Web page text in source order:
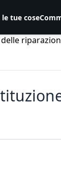
tue cose